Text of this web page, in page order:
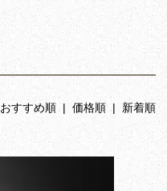
おすすめ順| 価格順| 新着順